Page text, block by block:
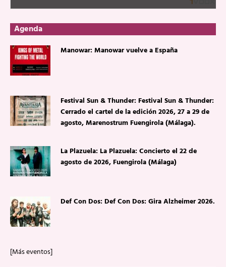
Agenda
Manowar: Manowar vuelve a España
Festival Sun & Thunder: Festival Sun & Thunder:
Cerrado el cartel de la edición 2026, 27 a 29 de
agosto, Marenostrum Fuengirola (Málaga).
La Plazuela: La Plazuela: Concierto el 22 de
agosto de 2026, Fuengirola (Málaga)
Def Con Dos: Def Con Dos: Gira Alzheimer 2026.
[Más eventos]